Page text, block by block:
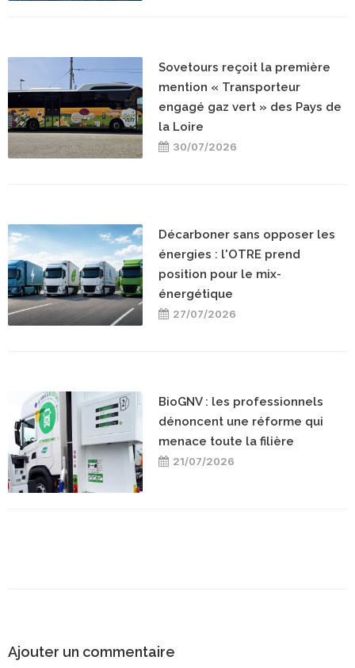
Sovetours reçoit la première
mention « Transporteur
engagé gaz vert » des Pays de
la Loire
30/07/2026
Décarboner sans opposer les
énergies : l'OTRE prend
position pour le mix-
énergétique
27/07/2026
BioGNV : les professionnels
dénoncent une réforme qui
menace toute la filière
21/07/2026
Ajouter un commentaire